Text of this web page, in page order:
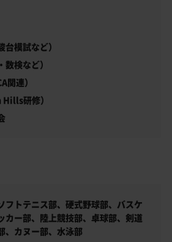
模試など）
検など）
関連）
研修）
フトテニス部、硬式野球部、バスケ
カー部、陸上競技部、卓球部、剣道
、カヌー部、水泳部